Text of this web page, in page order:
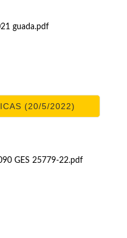
guada.pdf
(20/5/2022)
GES 25779-22.pdf